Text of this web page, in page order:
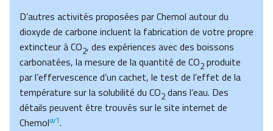
D’autres activités proposées par Chemol autour du
dioxyde de carbone incluent la fabrication de votre propre
extincteur à CO2, des expériences avec des boissons
carbonatées, la mesure de la quantité de CO2 produite
par l’effervescence d’un cachet, le test de l’effet de la
température sur la solubilité du CO2 dans l’eau. Des
détails peuvent être trouvés sur le site internet de
Chemolw1.